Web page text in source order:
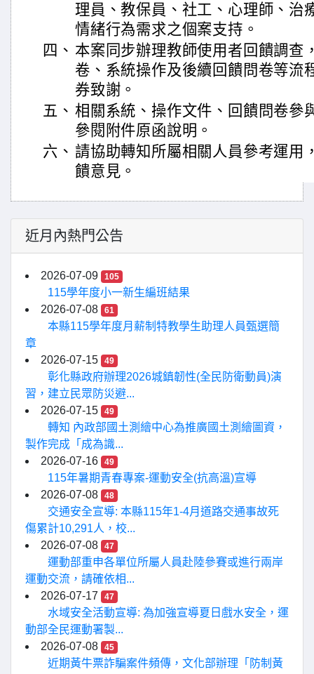
理員、教保員、社工、心理師、治
情緒行為需求之個案支持。
四、 本案同步辦理教師使用者回饋調查
卷、系統操作及後續回饋問卷等流
券致謝。
五、 相關系統、操作文件、回饋問卷參
參閱附件原函說明。
六、 請協助轉知所屬相關人員參考運用
饋意見。
近月內熱門公告
2026-07-09 105
115學年度小一新生編班結果
2026-07-08
61
本縣115學年度月薪制特教學生助理人員甄選簡
章
2026-07-15
49
彰化縣政府辦理2026城鎮韌性(全民防衛動員)演
習，建立民眾防災避...
2026-07-15
49
轉知 內政部國土測繪中心為推廣國土測繪圖資，
製作完成「成為識...
2026-07-16
49
115年暑期青春專案-運動安全(抗高溫)宣導
2026-07-08
48
交通安全宣導: 本縣115年1-4月道路交通事故死
傷累計10,291人，校...
2026-07-08
47
運動部重申各單位所屬人員赴陸參賽或進行兩岸
運動交流，請確依相...
2026-07-17
47
水域安全活動宣導: 為加強宣導夏日戲水安全，運
動部全民運動署製...
2026-07-08
45
近期黃牛票詐騙案件頻傳，文化部辦理「防制黃